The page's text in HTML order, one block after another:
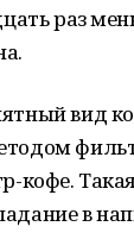
раз
вид
кофе.
в